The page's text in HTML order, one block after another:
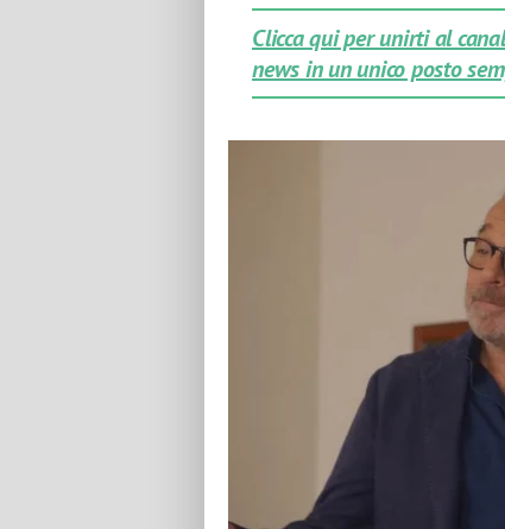
Clicca qui per unirti al
news in un unico posto